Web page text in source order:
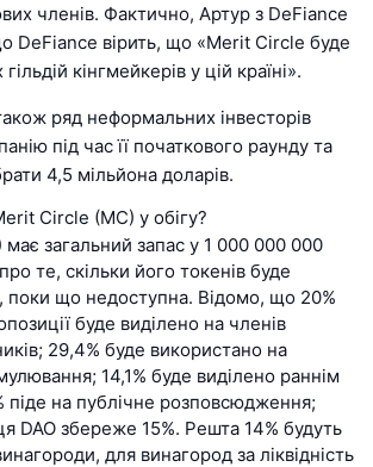
членів. Фактично, Артур з DeFiance
DeFiance вірить, що «Merit Circle буде
кінгмейкерів у цій країні».
ряд неформальних інвесторів
під час її початкового раунду та
4,5 мільйона доларів.
Circle (MC) у обігу?
загальний запас у 1 000 000 000
те, скільки його токенів буде
поки що недоступна. Відомо, що 20%
буде виділено на членів
29,4% буде використано на
14,1% буде виділено раннім
піде на публічне розповсюдження;
DAO збереже 15%. Решта 14% будуть
для винагород за ліквідність